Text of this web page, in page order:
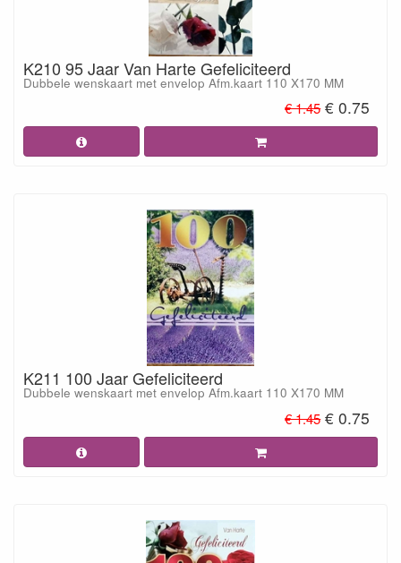
K210 95 Jaar Van Harte Gefeliciteerd
Dubbele wenskaart met envelop Afm.kaart 110 X170 MM
€ 1.45 € 0.75
K211 100 Jaar Gefeliciteerd
Dubbele wenskaart met envelop Afm.kaart 110 X170 MM
€ 1.45 € 0.75